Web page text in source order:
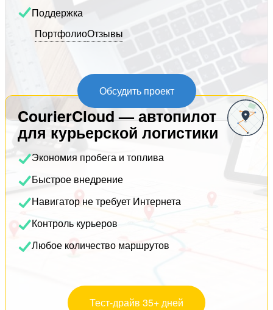
Поддержка
ПортфолиоОтзывы
Обсудить проект
CourierCloud — автопилот
для курьерской логистики
Экономия пробега и топлива
Быстрое внедрение
Навигатор не требует Интернета
Контроль курьеров
Любое количество маршрутов
Тест-драйв 35+ дней